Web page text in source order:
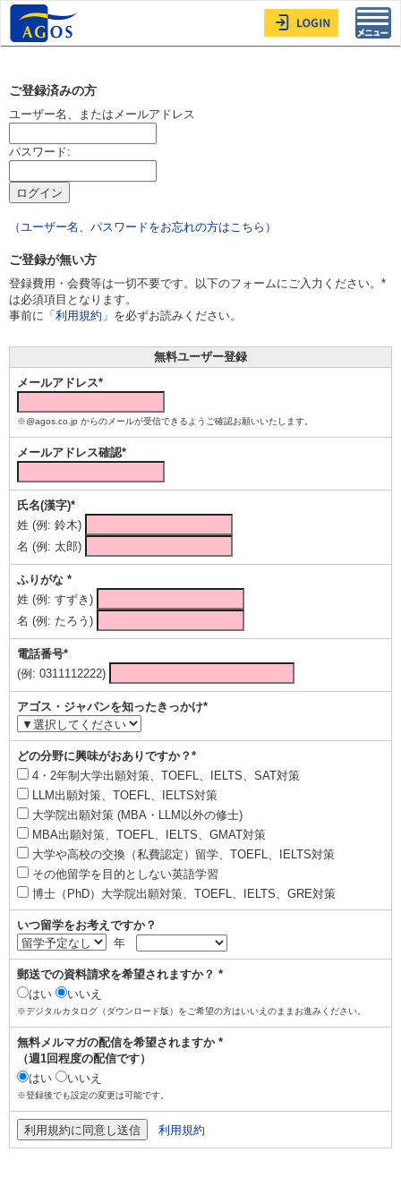
ご登録済みの方
ユーザー名、またはメールアドレス
パスワード:
（ユーザー名、パスワードをお忘れの方はこちら ）
ご登録が無い方
登録費用・会費等は一切不要です。以下のフォームにご入力ください。*
は必須項目となります。
事前に「 利用規約 」を必ずお読みください。
無料ユーザー登録
メールアドレス*
※@agos.co.jp からのメールが受信できるようご確認お願いいたします。
メールアドレス確認*
氏名(漢字)*
姓 (例: 鈴木)
名 (例: 太郎)
ふりがな *
姓 (例: すずき)
名 (例: たろう)
電話番号*
(例: 0311112222)
アゴス・ジャパンを知ったきっかけ*
どの分野に興味がおありですか？*
4・2年制大学出願対策、TOEFL、IELTS、SAT対策
LLM出願対策、TOEFL、IELTS対策
大学院出願対策 (MBA・LLM以外の修士)
MBA出願対策、TOEFL、IELTS、GMAT対策
大学や高校の交換（私費認定）留学、TOEFL、IELTS対策
その他留学を目的としない英語学習
博士（PhD）大学院出願対策、TOEFL、IELTS、GRE対策
いつ留学をお考えですか？
年
郵送での資料請求を希望されますか？ *
はい
いいえ
※デジタルカタログ（ダウンロード版）をご希望の方はいいえのままお進みください。
無料メルマガの配信を希望されますか *
（週1回程度の配信です）
はい
いいえ
※登録後でも設定の変更は可能です。
利用規約